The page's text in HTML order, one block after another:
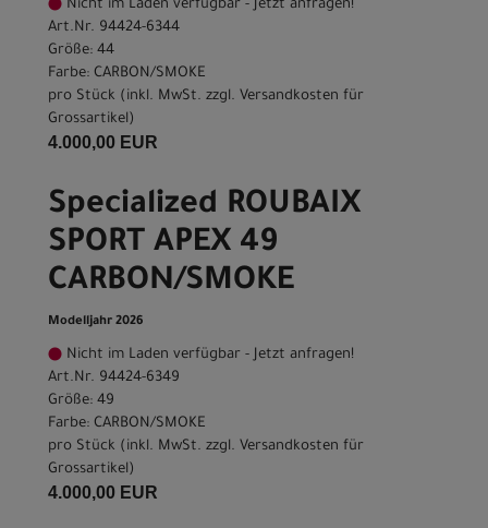
Nicht im Laden verfügbar - Jetzt anfragen!
Art.Nr. 94424-6344
Größe: 44
Farbe: CARBON/SMOKE
pro Stück (inkl. MwSt. zzgl. Versandkosten für
Grossartikel)
4.000,00 EUR
Specialized ROUBAIX
SPORT APEX 49
CARBON/SMOKE
Modelljahr 2026
Nicht im Laden verfügbar - Jetzt anfragen!
Art.Nr. 94424-6349
Größe: 49
Farbe: CARBON/SMOKE
pro Stück (inkl. MwSt. zzgl. Versandkosten für
Grossartikel)
4.000,00 EUR